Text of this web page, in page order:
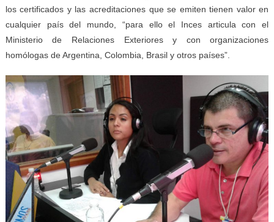
los certificados y las acreditaciones que se emiten tienen valor en
cualquier país del mundo, “para ello el Inces articula con el
Ministerio de Relaciones Exteriores y con organizaciones
homólogas de Argentina, Colombia, Brasil y otros países”.